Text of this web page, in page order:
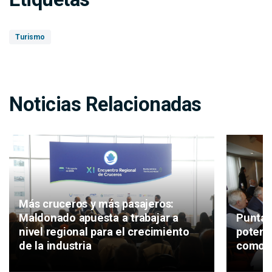
Turismo
Noticias Relacionadas
Más cruceros y más pasajeros:
Maldonado apuesta a trabajar a
nivel regional para el crecimiento
de la industria
Punta
como